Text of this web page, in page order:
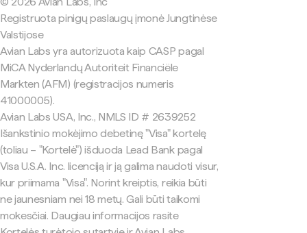
Registruota pinigų paslaugų įmonė Jungtinėse
Valstijose
Avian Labs yra autorizuota kaip CASP pagal
MiCA Nyderlandų Autoriteit Financiële
Markten (AFM) (registracijos numeris
41000005).
Avian Labs USA, Inc., NMLS ID # 2639252
Išankstinio mokėjimo debetinę "Visa" kortelę
(toliau – "Kortelė") išduoda Lead Bank pagal
Visa U.S.A. Inc. licenciją ir ją galima naudoti visur,
kur priimama "Visa". Norint kreiptis, reikia būti
ne jaunesniam nei 18 metų. Gali būti taikomi
mokesčiai. Daugiau informacijos rasite